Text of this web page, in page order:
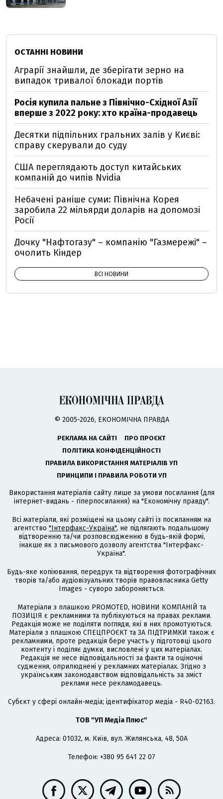
ОСТАННІ НОВИНИ
Аграрії знайшли, де зберігати зерно на
випадок тривалої блокади портів
Росія купила пальне з Північно-Східної Азії
вперше з 2022 року: хто країна-продавець
Десятки підпільних гральних залів у Києві:
справу скерували до суду
США переглядають доступ китайських
компаній до чипів Nvidia
Небачені раніше суми: Північна Корея
заробила 22 мільярди доларів на допомозі
Росії
Дочку "Нафтогазу" – компанію "Газмережі" –
очолить Кіндер
ВСІ НОВИНИ
© 2005-2026, ЕКОНОМІЧНА ПРАВДА
РЕКЛАМА НА САЙТІ
ПРО ПРОЄКТ
ПОЛІТИКА КОНФІДЕНЦІЙНОСТІ
ПРАВИЛА ВИКОРИСТАННЯ МАТЕРІАЛІВ УП
ПРИНЦИПИ І ПРАВИЛА РОБОТИ УП
Використання матеріалів сайту лише за умови посилання (для
інтернет-видань - гіперпосилання) на "Економічну правду".
Всі матеріали, які розміщені на цьому сайті із посиланням на
агентство "Інтерфакс-Україна", не підлягають подальшому
відтворенню та/чи розповсюдженню в будь-якій формі,
інакше як з письмового дозволу агентства "Інтерфакс-
Україна".
Будь-яке копіювання, передрук та відтворення фотографічних
творів та/або аудіовізуальних творів правовласника Getty
Images - суворо забороняється.
Матеріали з плашкою PROMOTED, НОВИНИ КОМПАНІЙ та
ПОЗИЦІЯ є рекламними та публікуються на правах реклами.
Редакція може не поділяти погляди, які в них промотуються.
Матеріали з плашкою СПЕЦПРОЄКТ та ЗА ПІДТРИМКИ також є
рекламними, проте редакція бере участь у підготовці цього
контенту і поділяє думки, висловлені у цих матеріалах.
Редакція не несе відповідальності за факти та оціночні
судження, оприлюднені у рекламних матеріалах. Згідно з
українським законодавством відповідальність за зміст
реклами несе рекламодавець.
Cубєкт у сфері онлайн-медіа; ідентифікатор медіа - R40-02163.
ТОВ "УП Медіа Плюс"
Адреса: 01032, м. Київ, вул. Жилянська, 48, 50А
Телефон: +380 95 641 22 07